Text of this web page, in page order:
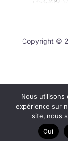
Copyright ©
Nous utilisons
expérience sur
site, nous
Oui